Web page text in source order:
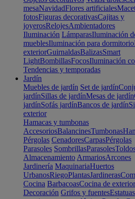
mesaNavidadFlores artificiales
fotosFiguras decorativasCajitas y
joyerosRelojesAmbientadores
Iluminación LámparasIluminación
mueblesIluminación para dormitorio
exteriorGuirnaldasBalizasSmart
LightBombillasFocosIluminación
Tendencias y temporadas
Jardín
Muebles de jardín Set de jardín
jardínSillas de jardínMesas de jardín
jardínSofás jardínBancos de jardín
exterior
Hamacas y tumbonas
AccesoriosBalancinesTumbonas
Pérgolas CenadoresCarpasPérgolas
Parasoles SombrillasParasoles
Almacenamiento ArmariosArcones
Jardinería MaquinariaHuertos
UrbanosRiegoPlantasJardineras
Cocina BarbacoasCocina de exterior
Decoración Grifos y fuentesEstatuas